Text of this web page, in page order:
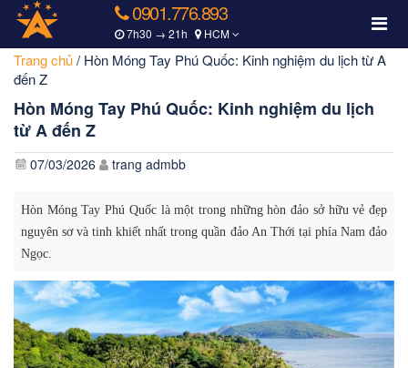
0901.776.893
7h30 → 21h HCM
Trang chủ/ Hòn Móng Tay Phú Quốc: Kinh nghiệm du lịch từ A
đến Z
Hòn Móng Tay Phú Quốc: Kinh nghiệm du lịch
từ A đến Z
07/03/2026 trang admbb
Hòn Móng Tay Phú Quốc là một trong những hòn đảo sở hữu vẻ đẹp
nguyên sơ và tinh khiết nhất trong quần đảo An Thới tại phía Nam đảo
Ngọc.